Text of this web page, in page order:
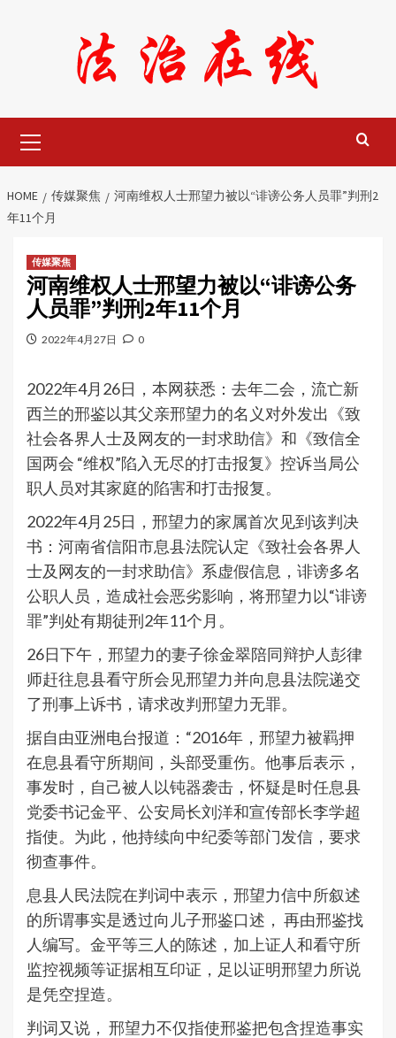
Menu
HOME 传媒聚焦
河南维权人士邢望力被以“诽谤公务人员罪”判刑2
年11个月
传媒聚焦
河南维权人士邢望力被以“诽谤公务
人员罪”判刑2年11个月
2022年4月27日 0
2022年4月26日，本网获悉：去年二会，流亡新
西兰的邢鉴以其父亲邢望力的名义对外发出《致
社会各界人士及网友的一封求助信》和《致信全
国两会 “维权”陷入无尽的打击报复》控诉当局公
职人员对其家庭的陷害和打击报复。
2022年4月25日，邢望力的家属首次见到该判决
书：河南省信阳市息县法院认定《致社会各界人
士及网友的一封求助信》系虚假信息，诽谤多名
公职人员，造成社会恶劣影响，将邢望力以“诽谤
罪”判处有期徒刑2年11个月。
26日下午，邢望力的妻子徐金翠陪同辩护人彭律
师赶往息县看守所会见邢望力并向息县法院递交
了刑事上诉书，请求改判邢望力无罪。
据自由亚洲电台报道：“2016年，邢望力被羁押
在息县看守所期间，头部受重伤。他事后表示，
事发时，自己被人以钝器袭击，怀疑是时任息县
党委书记金平、公安局长刘洋和宣传部长李学超
指使。为此，他持续向中纪委等部门发信，要求
彻查事件。
息县人民法院在判词中表示，邢望力信中所叙述
的所谓事实是透过向儿子邢鉴口述， 再由邢鉴找
人编写。金平等三人的陈述，加上证人和看守所
监控视频等证据相互印证，足以证明邢望力所说
是凭空捏造。
判词又说， 邢望力不仅指使邢鉴把包含捏造事实